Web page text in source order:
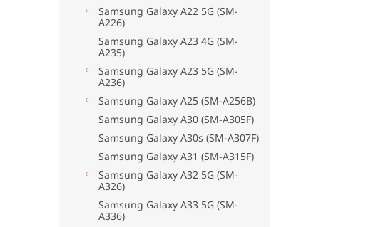
Samsung Galaxy A22 5G (SM-
A226)
Samsung Galaxy A23 4G (SM-
A235)
Samsung Galaxy A23 5G (SM-
A236)
Samsung Galaxy A25 (SM-A256B)
Samsung Galaxy A30 (SM-A305F)
Samsung Galaxy A30s (SM-A307F)
Samsung Galaxy A31 (SM-A315F)
Samsung Galaxy A32 5G (SM-
A326)
Samsung Galaxy A33 5G (SM-
A336)